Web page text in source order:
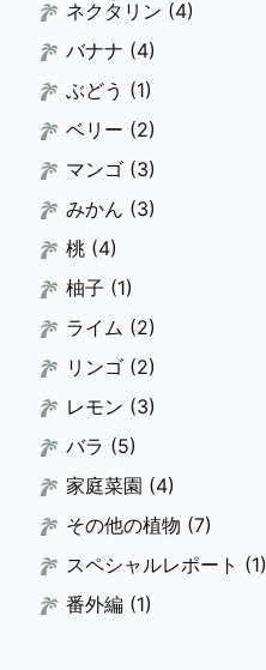
ネクタリン (4)
バナナ (4)
ぶどう (1)
ベリー (2)
マンゴ (3)
みかん (3)
桃 (4)
柚子 (1)
ライム (2)
リンゴ (2)
レモン (3)
バラ (5)
家庭菜園 (4)
その他の植物 (7)
スペシャルレポート (1)
番外編 (1)